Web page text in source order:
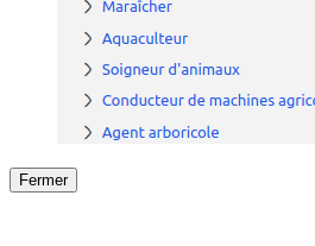
Fermer